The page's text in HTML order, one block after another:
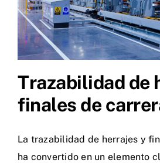
Trazabilidad de
finales de
La trazabilidad de herrajes y
ha convertido en un elemento